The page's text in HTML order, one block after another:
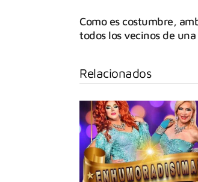
Como es costumbre,
todos los vecinos de
Relacionados